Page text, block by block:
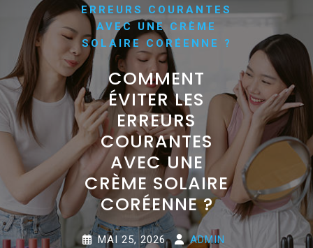
ERREURS COURANTES
AVEC UNE CRÈME
SOLAIRE CORÉENNE ?
COMMENT
ÉVITER LES
ERREURS
COURANTES
AVEC UNE
CRÈME SOLAIRE
CORÉENNE ?
MAI 25, 2026
ADMIN